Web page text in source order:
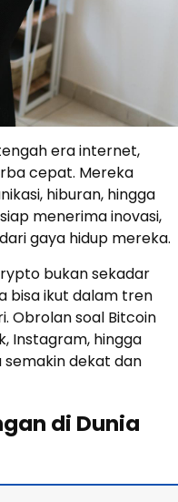
era internet,
cepat. Mereka
hiburan, hingga
menerima inovasi,
gaya hidup mereka.
bukan sekadar
bisa ikut dalam tren
Obrolan soal Bitcoin
Instagram, hingga
dekat dan
di Dunia